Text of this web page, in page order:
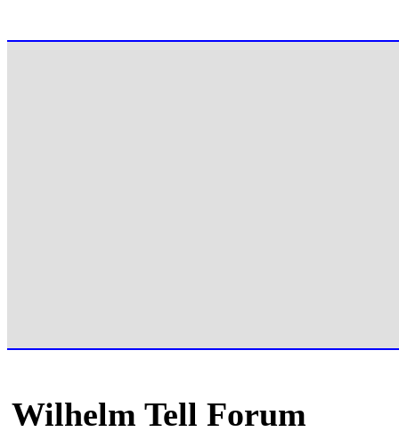
Wilhelm Tell Forum